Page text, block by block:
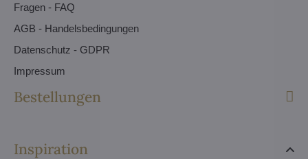
Fragen - FAQ
AGB - Handelsbedingungen
Datenschutz - GDPR
Impressum
Bestellungen
Inspiration